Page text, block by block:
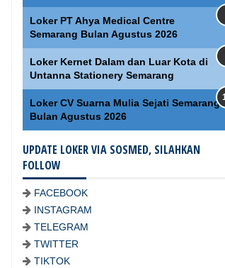
Loker PT Ahya Medical Centre
Semarang Bulan Agustus 2026
Loker Kernet Dalam dan Luar Kota di
Untanna Stationery Semarang
Loker CV Suarna Mulia Sejati Semarang
Bulan Agustus 2026
UPDATE LOKER VIA SOSMED, SILAHKAN
FOLLOW
FACEBOOK
INSTAGRAM
TELEGRAM
TWITTER
TIKTOK